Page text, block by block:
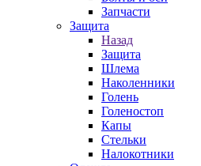
Запчасти
Защита
Назад
Защита
Шлема
Наколенники
Голень
Голеностоп
Капы
Стельки
Налокотники